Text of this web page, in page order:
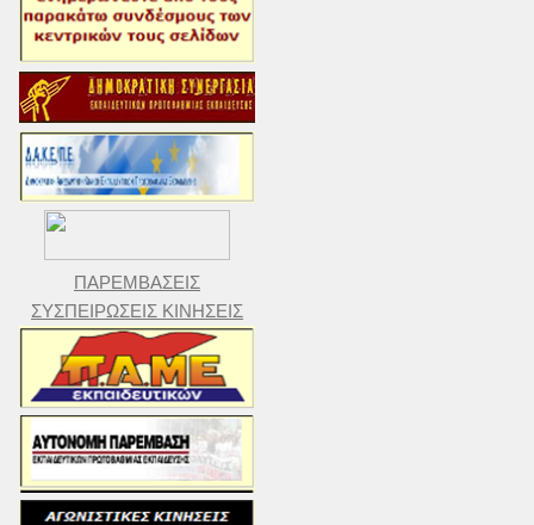
ΠΑΡΕΜΒΑΣΕΙΣ
ΣΥΣΠΕΙΡΩΣΕΙΣ ΚΙΝΗΣΕΙΣ